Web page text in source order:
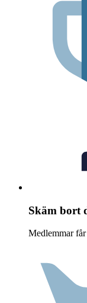
Skäm bort
Medlemmar